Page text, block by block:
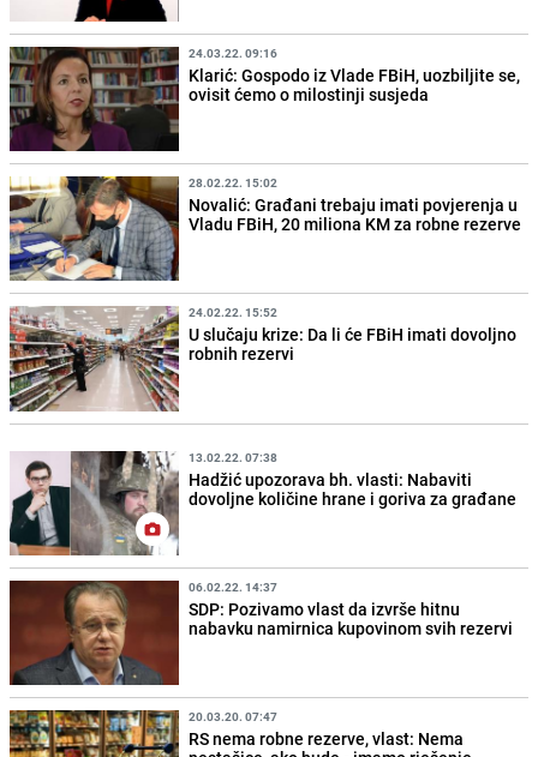
24.03.22. 09:16
Klarić: Gospodo iz Vlade FBiH, uozbiljite se,
ovisit ćemo o milostinji susjeda
28.02.22. 15:02
Novalić: Građani trebaju imati povjerenja u
Vladu FBiH, 20 miliona KM za robne rezerve
24.02.22. 15:52
U slučaju krize: Da li će FBiH imati dovoljno
robnih rezervi
13.02.22. 07:38
Hadžić upozorava bh. vlasti: Nabaviti
dovoljne količine hrane i goriva za građane
06.02.22. 14:37
SDP: Pozivamo vlast da izvrše hitnu
nabavku namirnica kupovinom svih rezervi
20.03.20. 07:47
RS nema robne rezerve, vlast: Nema